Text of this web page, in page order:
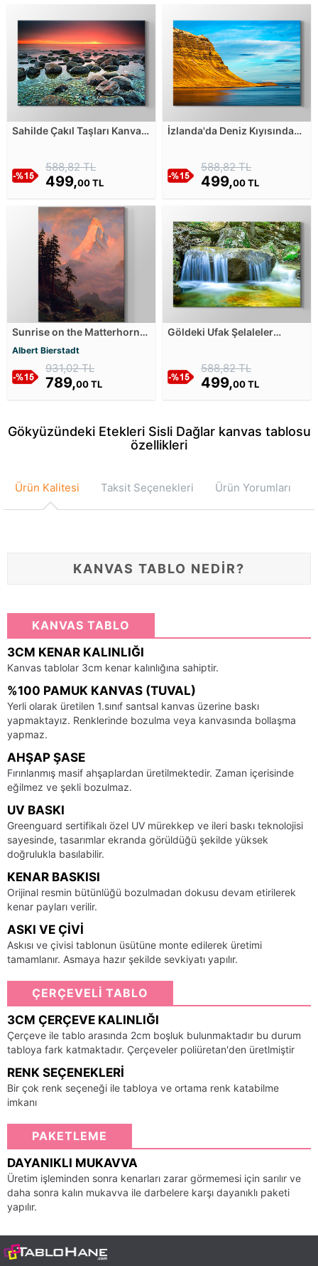
Sahilde Çakıl Taşları Kanvas
588,82 TL
499,00 TL
İzlanda'da Deniz Kıyısındaki
588,82 TL
499,00 TL
Sunrise on the Matterhorn
Kanvas Tablosu
Albert Bierstadt
931,02 TL
789,00 TL
Göldeki Ufak Şelaleler
588,82 TL
499,00 TL
Gökyüzündeki Etekleri Sisli Dağlar kanvas tablosu
özellikleri
Ürün Kalitesi Taksit Seçenekleri Ürün Yorumları
KANVAS TABLO NEDİR?
KANVAS TABLO
3CM KENAR KALINLIĞI
Kanvas tablolar 3cm kenar kalınlığına sahiptir.
%100 PAMUK KANVAS (TUVAL)
Yerli olarak üretilen 1.sınıf santsal kanvas üzerine baskı
yapmaktayız. Renklerinde bozulma veya kanvasında bollaşma
yapmaz.
AHŞAP ŞASE
Fırınlanmış masif ahşaplardan üretilmektedir. Zaman içerisinde
eğilmez ve şekli bozulmaz.
UV BASKI
Greenguard sertifikalı özel UV mürekkep ve ileri baskı teknolojisi
sayesinde, tasarımlar ekranda görüldüğü şekilde yüksek
doğrulukla basılabilir.
KENAR BASKISI
Orijinal resmin bütünlüğü bozulmadan dokusu devam etirilerek
kenar payları verilir.
ASKI VE ÇIVI
Askısı ve çivisi tablonun üsütüne monte edilerek üretimi
tamamlanır. Asmaya hazır şekilde sevkiyatı yapılır.
ÇERÇEVELİ TABLO
3CM ÇERÇEVE KALINLIĞI
Çerçeve ile tablo arasında 2cm boşluk bulunmaktadır bu durum
tabloya fark katmaktadır. Çerçeveler poliüretan'den üretlmiştir
RENK SEÇENEKLERI
Bir çok renk seçeneği ile tabloya ve ortama renk katabilme
imkanı
PAKETLEME
DAYANIKLI MUKAVVA
Üretim işleminden sonra kenarları zarar görmemesi için sarılır ve
daha sonra kalın mukavva ile darbelere karşı dayanıklı paketi
yapılır.